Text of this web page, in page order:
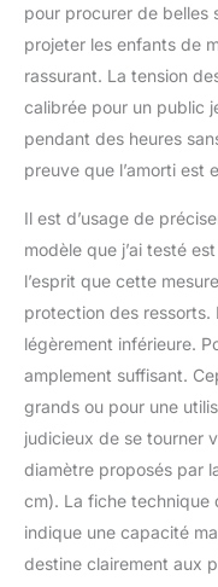
pour procurer de belles
projeter les enfants de
rassurant. La tension
calibrée pour un public
pendant des heures
preuve que l’amorti est
Il est d’usage de
modèle que j’ai testé
l’esprit que cette
protection des ressorts.
légèrement inférieure.
amplement suffisant.
grands ou pour une
judicieux de se tourner
diamètre proposés par
cm). La fiche technique
indique une capacité
destine clairement aux